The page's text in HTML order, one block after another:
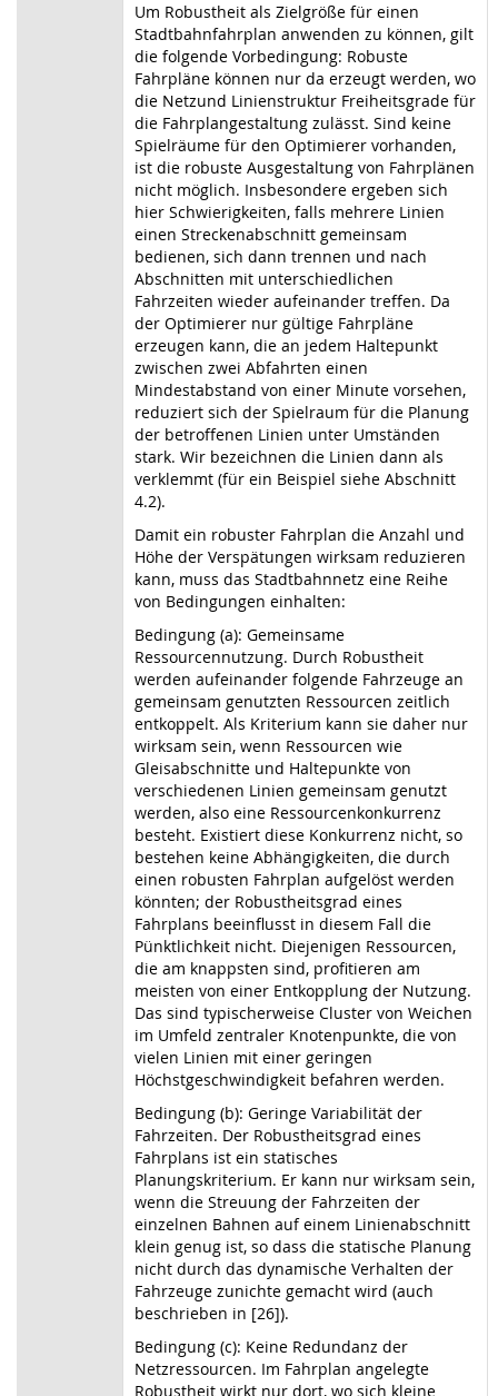
Um Robustheit als Zielgröße für einen
Stadtbahnfahrplan anwenden zu können, gilt
die folgende Vorbedingung: Robuste
Fahrpläne können nur da erzeugt werden, wo
die Netzund Linienstruktur Freiheitsgrade für
die Fahrplangestaltung zulässt. Sind keine
Spielräume für den Optimierer vorhanden,
ist die robuste Ausgestaltung von Fahrplänen
nicht möglich. Insbesondere ergeben sich
hier Schwierigkeiten, falls mehrere Linien
einen Streckenabschnitt gemeinsam
bedienen, sich dann trennen und nach
Abschnitten mit unterschiedlichen
Fahrzeiten wieder aufeinander treffen. Da
der Optimierer nur gültige Fahrpläne
erzeugen kann, die an jedem Haltepunkt
zwischen zwei Abfahrten einen
Mindestabstand von einer Minute vorsehen,
reduziert sich der Spielraum für die Planung
der betroffenen Linien unter Umständen
stark. Wir bezeichnen die Linien dann als
verklemmt (für ein Beispiel siehe Abschnitt
4.2).
Damit ein robuster Fahrplan die Anzahl und
Höhe der Verspätungen wirksam reduzieren
kann, muss das Stadtbahnnetz eine Reihe
von Bedingungen einhalten:
Bedingung (a): Gemeinsame
Ressourcennutzung. Durch Robustheit
werden aufeinander folgende Fahrzeuge an
gemeinsam genutzten Ressourcen zeitlich
entkoppelt. Als Kriterium kann sie daher nur
wirksam sein, wenn Ressourcen wie
Gleisabschnitte und Haltepunkte von
verschiedenen Linien gemeinsam genutzt
werden, also eine Ressourcenkonkurrenz
besteht. Existiert diese Konkurrenz nicht, so
bestehen keine Abhängigkeiten, die durch
einen robusten Fahrplan aufgelöst werden
könnten; der Robustheitsgrad eines
Fahrplans beeinflusst in diesem Fall die
Pünktlichkeit nicht. Diejenigen Ressourcen,
die am knappsten sind, profitieren am
meisten von einer Entkopplung der Nutzung.
Das sind typischerweise Cluster von Weichen
im Umfeld zentraler Knotenpunkte, die von
vielen Linien mit einer geringen
Höchstgeschwindigkeit befahren werden.
Bedingung (b): Geringe Variabilität der
Fahrzeiten. Der Robustheitsgrad eines
Fahrplans ist ein statisches
Planungskriterium. Er kann nur wirksam sein,
wenn die Streuung der Fahrzeiten der
einzelnen Bahnen auf einem Linienabschnitt
klein genug ist, so dass die statische Planung
nicht durch das dynamische Verhalten der
Fahrzeuge zunichte gemacht wird (auch
beschrieben in [26]).
Bedingung (c): Keine Redundanz der
Netzressourcen. Im Fahrplan angelegte
Robustheit wirkt nur dort, wo sich kleine